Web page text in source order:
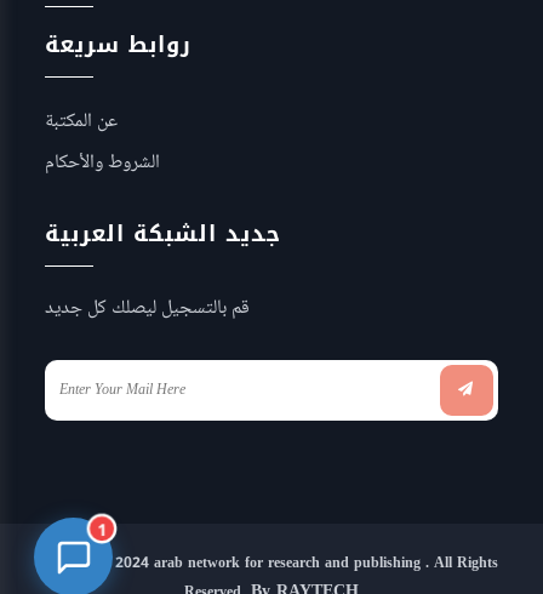
روابط سريعة
عن المكتبة
الشروط والأحكام
جديد الشبكة العربية
قم بالتسجيل ليصلك كل جديد
Copyright 2024 arab network for research and publishing . All Rights
1